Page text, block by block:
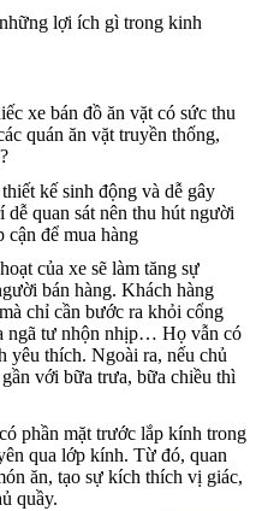
lợi ích gì trong kinh
xe bán đồ ăn vặt có sức thu
quán ăn vặt truyền thống,
kế sinh động và dễ gây
quan sát nên thu hút người
cận để mua hàng
của xe sẽ làm tăng sự
bán hàng. Khách hàng
chỉ cần bước ra khỏi cổng
ngã tư nhộn nhịp… Họ vẫn có
yêu thích. Ngoài ra, nếu chủ
với bữa trưa, bữa chiều thì
có phần mặt trước lắp kính trong
qua lớp kính. Từ đó, quan
ăn, tạo sự kích thích vị giác,
quầy.